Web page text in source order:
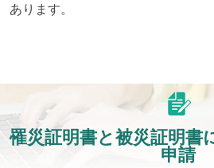
あります。
罹災証明書と被災証明書
申請